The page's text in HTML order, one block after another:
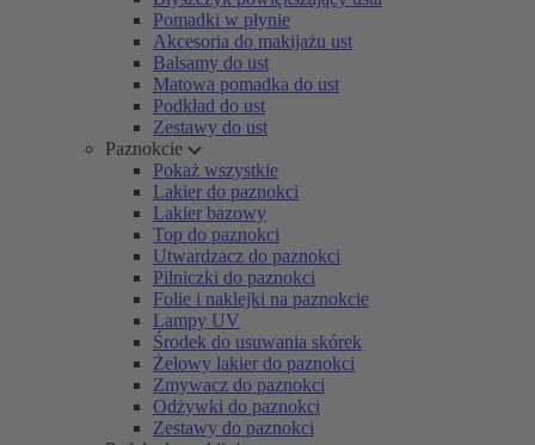
Pomadki w płynie
Akcesoria do makijażu ust
Balsamy do ust
Matowa pomadka do ust
Podkład do ust
Zestawy do ust
Paznokcie
Pokaż wszystkie
Lakier do paznokci
Lakier bazowy
Top do paznokci
Utwardzacz do paznokci
Pilniczki do paznokci
Folie i naklejki na paznokcie
Lampy UV
Środek do usuwania skórek
Żelowy lakier do paznokci
Zmywacz do paznokci
Odżywki do paznokci
Zestawy do paznokci